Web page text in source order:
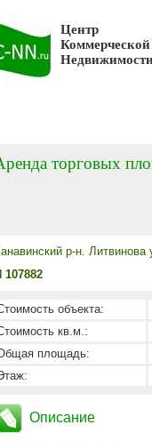
Центр
Коммерческой
торговых
р-н. Литвинова
107882
объекта:
кв.м.:
площадь:
Описание